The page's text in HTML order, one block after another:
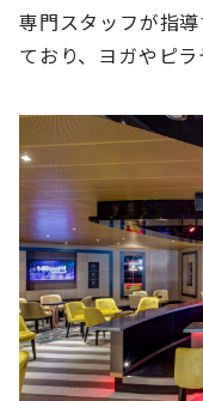
専門スタッフが指
ており、ヨガやピラ